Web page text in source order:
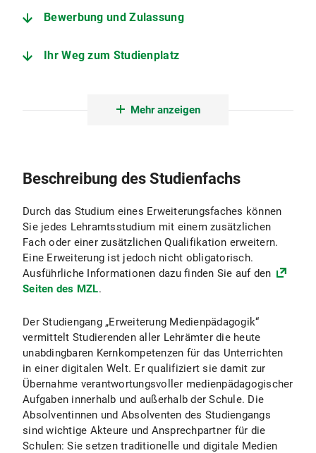
Bewerbung und Zulassung
Ihr Weg zum Studienplatz
Fachstudienberatung Medienpädagogik
Studienberatung Lehramt
Zentrale Studienberatung
Prüfungsamt für Geistes- und Sozialwissenschaften
Außenstelle des Prüfungsamts für alle Lehrämter an öffentlichen Schulen
Mehr anzeigen
Beschreibung des Studienfachs
Durch das Studium eines Erweiterungsfaches können
Sie jedes Lehramtsstudium mit einem zusätzlichen
Fach oder einer zusätzlichen Qualifikation erweitern.
Eine Erweiterung ist jedoch nicht obligatorisch.
Ausführliche Informationen dazu finden Sie auf den
Seiten des MZL.
Der Studiengang „Erweiterung Medienpädagogik“
vermittelt Studierenden aller Lehrämter die heute
unabdingbaren Kernkompetenzen für das Unterrichten
in einer digitalen Welt. Er qualifiziert sie damit zur
Übernahme verantwortungsvoller medienpädagogischer
Aufgaben innerhalb und außerhalb der Schule. Die
Absolventinnen und Absolventen des Studiengangs
sind wichtige Akteure und Ansprechpartner für die
Schulen: Sie setzen traditionelle und digitale Medien